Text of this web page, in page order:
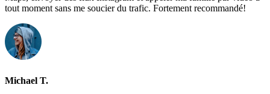
tout moment sans me soucier du trafic. Fortement recommandé!
Michael T.